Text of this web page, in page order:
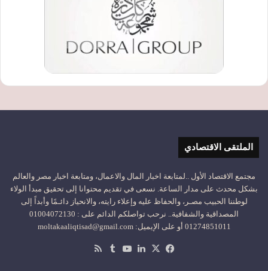
الملتقى الاقتصادي
مجتمع الاقتصاد الأول ..لمتابعة اخبار المال والاعمال، ومتابعة اخبار مصر والعالم
بشكل محدث على مدار الساعة. نسعى في تقديم محتوانا إلى تحقيق مبدأ الولاء
لوطننا الحبيب مصـر، والحفاظ عليه وإعلاء رايته، والانحياز دائـمًا وأبداً إلى
المصداقية والشفافية.. نرحب تواصلكم الدائم على : 01004072130
01274851011 أو على الإيميل: moltakaaliqtisad@gmail.com
فيسبوك
‫X لينكدإن‫YouTube